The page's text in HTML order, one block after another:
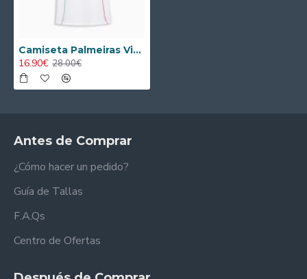
Camiseta Palmeiras Visitante 2026/2027 Blanco
16.90€ 28.00€
Antes de Comprar
¿Cómo hacer un pedido?
Guía de Tallas
F.A.Qs
Centro de Ofertas